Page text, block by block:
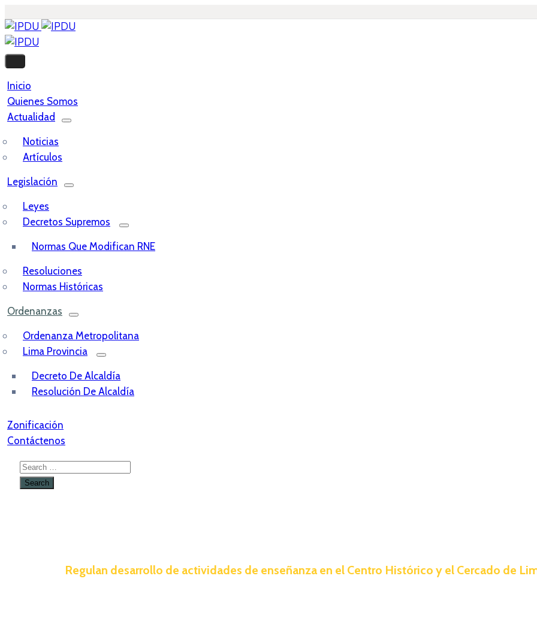
Inicio
Quienes Somos
Actualidad
Noticias
Artículos
Legislación
Leyes
Decretos Supremos
Normas Que Modifican RNE
Resoluciones
Normas Históricas
Ordenanzas
Ordenanza Metropolitana
Lima Provincia
Decreto De Alcaldía
Resolución De Alcaldía
Zonificación
Contáctenos
Regulan desarrollo de actividades de enseñanza en el Centro Histórico y el Cercado de